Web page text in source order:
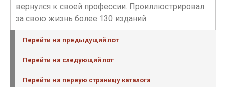
вернулся к своей профессии. Проиллюстрировал
за свою жизнь более 130 изданий.
Перейти на предыдущий лот
Перейти на следующий лот
Перейти на первую страницу каталога